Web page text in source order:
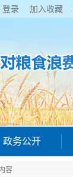
登录 加入收藏
政务公开